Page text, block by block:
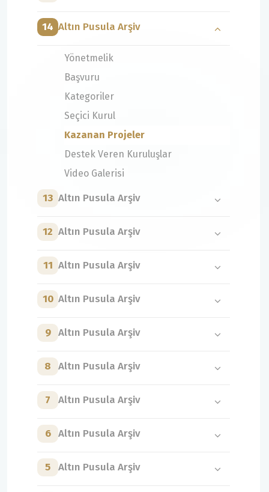
14 Altın Pusula Arşiv
Yönetmelik
Başvuru
Kategoriler
Seçici Kurul
Kazanan Projeler
Destek Veren Kuruluşlar
Video Galerisi
13 Altın Pusula Arşiv
12 Altın Pusula Arşiv
11 Altın Pusula Arşiv
10 Altın Pusula Arşiv
9 Altın Pusula Arşiv
8 Altın Pusula Arşiv
7 Altın Pusula Arşiv
6 Altın Pusula Arşiv
5 Altın Pusula Arşiv